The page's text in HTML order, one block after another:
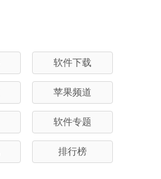
软件下载
苹果频道
软件专题
排行榜